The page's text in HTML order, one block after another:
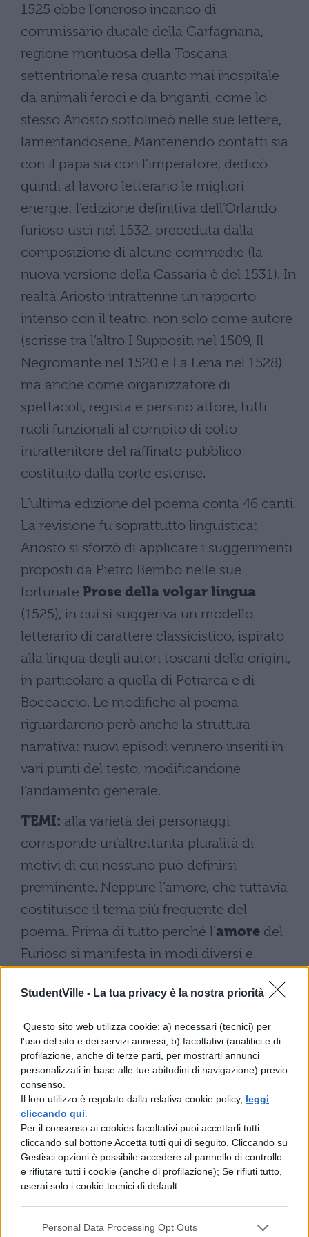
StudentVille - La tua privacy è la nostra priorità
Questo sito web utilizza cookie: a) necessari (tecnici) per
l'uso del sito e dei servizi annessi; b) facoltativi (analitici e di
profilazione, anche di terze parti, per mostrarti annunci
personalizzati in base alle tue abitudini di navigazione) previo
consenso.
Il loro utilizzo è regolato dalla relativa cookie policy, leggi
cliccando qui
Per il consenso ai cookies facoltativi puoi accettarli tutti
cliccando sul bottone Accetta tutti qui di seguito. Cliccando su
Gestisci opzioni è possibile accedere al pannello di controllo
e rifiutare tutti i cookie (anche di profilazione); Se rifiuti tutto,
userai solo i cookie tecnici di default.
Personal Data Processing Opt Outs
1525 ebbe l’oneroso incarico di
commissario ducale della Garfagnana,
regione montuosa della Toscana
settentrionale resa quanto mai inospitale
da animali feroci e da briganti, come lo
stesso Ariosto sottolineò nelle sue lettere,
lamentandosene. Mantenendo contatti sia
con il papa sia con l’imperatore, dedicò
quindi al lavoro letterario le migliori
energie: l’edizione definitiva dell’Orlando
furioso uscì nel 1532, preceduta dalla
composizione di alcune commedie (la
nuova versione della Cassaria è del 1531). In
realtà Ariosto intrattenne un rapporto
intenso con il teatro, non solo come autore
(scrisse tra l’altro I Suppositi nel 1509, Il
Negromante nel 1520 e La Lena nel 1528)
ma anche come organizzatore di
spettacoli, regista e persino attore, tutti
ruoli funzionali al compito di colto
intrattenitore del raffinato pubblico
costituito dalla corte estense.
L’ultima edizione del poema conta 46 canti.
La revisione fu soprattutto linguistica:
Ariosto si sforzò di applicare i suggerimenti
proposti da Pietro Bembo nelle sue
fortunate Prose della volgar lingua
(1525), in cui si suggeriva un modello
letterario di carattere classicistico, ispirato
alla lingua degli autori toscani delle origini,
in particolare a quella di Petrarca e di
Boccaccio. Le modifiche al poema
riguardarono però anche la struttura
narrativa: nuovi episodi vennero inseriti in
vari punti del testo, modificandone
l’andamento generale.
TEMI: alla varietà dei personaggi
corrisponde un’altrettanta pluralità di
motivi di cui nessuno può definirsi
preminente. Neppure l’amore, che tuttavia
costituisce il tema più frequente del
poema. Prima di tutto perché l’amore del
Furioso si manifesta in modi diversi e
puri a quelli passionali, da quelli tragici a
quelli comici e realistici), così tutte queste
sfaccettature dello stesso tema sembrano
prevalere allo stesso modo; in secondo
luogo perché accanto all’amore ci sono, nel
poema, molti altri sentimenti espressi con
altrettanta intensità e sincera adesione da
parte del poeta: i temi dell’amicizia, della
fedeltà, della devozione, della gentilezza,